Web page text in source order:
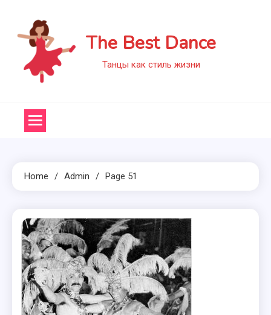
content
The Best Dance
Танцы как стиль жизни
Home Admin Page 51